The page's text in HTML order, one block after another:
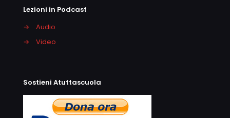
Lezioni in Podcast
→
Audio
→
Video
Sostieni Atuttascuola